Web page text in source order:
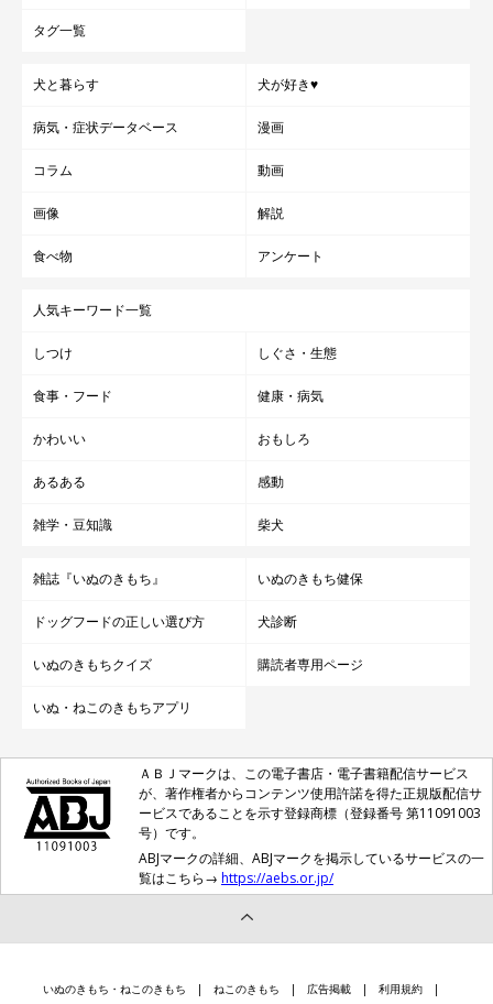
タグ一覧
犬と暮らす 犬が好き♥
病気・症状データベース 漫画
コラム 動画
画像 解説
食べ物 アンケート
人気キーワード一覧
しつけ しぐさ・生態
食事・フード 健康・病気
かわいい おもしろ
あるある 感動
雑学・豆知識 柴犬
雑誌『いぬのきもち』 いぬのきもち健保
ドッグフードの正しい選び方 犬診断
いぬのきもちクイズ 購読者専用ページ
いぬ・ねこのきもちアプリ
ＡＢＪマークは、この電子書店・電子書籍配信サービス
が、著作権者からコンテンツ使用許諾を得た正規版配信サ
ービスであることを示す登録商標（登録番号 第11091003
号）です。
ABJマークの詳細、ABJマークを掲示しているサービスの一
覧はこちら→ https://aebs.or.jp/
いぬのきもち・ねこのきもち ねこのきもち 広告掲載 利用規約